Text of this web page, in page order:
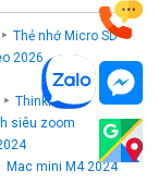
Thẻ nhớ Micro SD
2026
ThinkPad P
siêu zoom
Mac mini M4 2024